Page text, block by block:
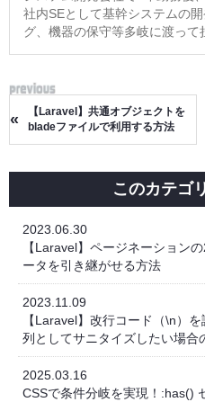
社内SEとして基幹システムの
グ、機器の保守等多岐に渡っ
«
【Laravel】共通オブジェクトを
bladeファイルで利用する方法
このカテゴ
2023.06.30
【Laravel】ページネーション
ータを引き継がせる方法
2023.11.09
【Laravel】改行コード（\n）
列としてサニタイズしたい場合
2025.03.16
CSSで条件分岐を実現！:has()